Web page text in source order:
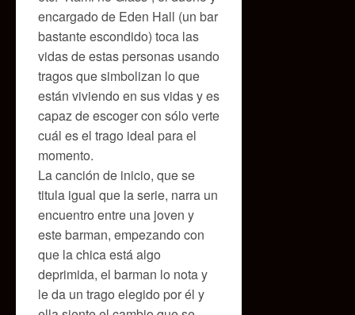
encargado de Eden Hall (un bar
bastante escondido) toca las
vidas de estas personas usando
tragos que simbolizan lo que
están viviendo en sus vidas y es
capaz de escoger con sólo verte
cuál es el trago ideal para el
momento.
La canción de inicio, que se
titula igual que la serie, narra un
encuentro entre una joven y
este barman, empezando con
que la chica está algo
deprimida, el barman lo nota y
le da un trago elegido por él y